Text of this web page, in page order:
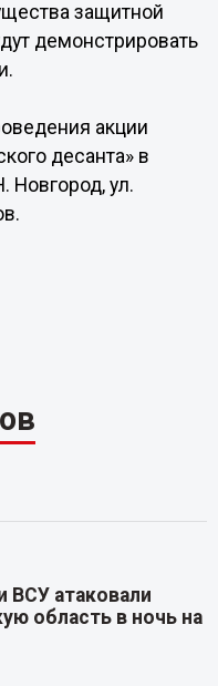
защитной
демонстрировать
акции
десанта» в
Новгород, ул.
ВСУ атаковали
область в ночь на